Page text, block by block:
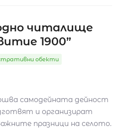
читалище
1900”
обекти
самодейната дейност
и организират
празници на селото.